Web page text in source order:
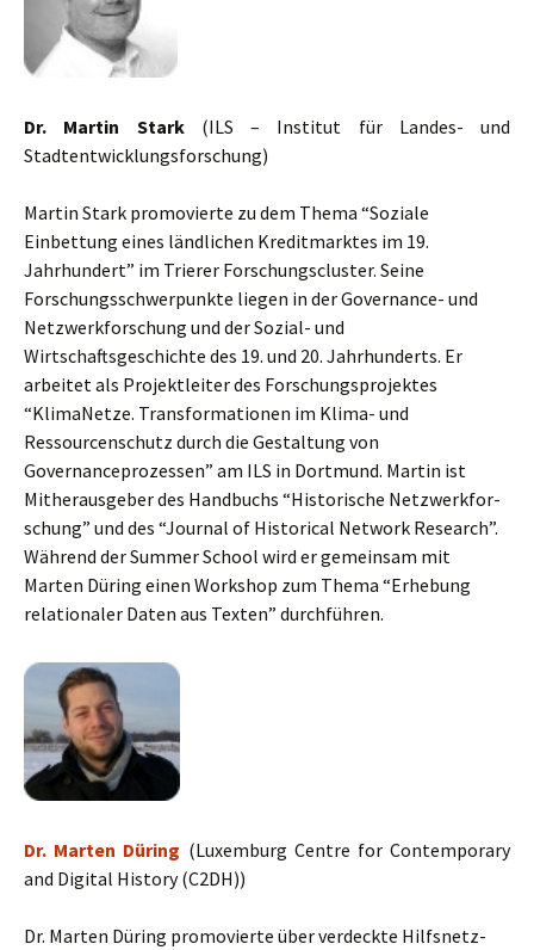
Dr. Martin Stark(ILS – Institut für Landes- und
Stadtentwicklungsforschung)
Martin Stark promovierte zu dem Thema “Soziale
Einbettung eines ländlichen Kreditmarktes im 19.
Jahrhundert” im Trierer Forschungscluster. Seine
Forschungsschwerpunkte liegen in der Governance- und
Netzwerkforschung und der Sozial- und
Wirtschaftsgeschichte des 19. und 20. Jahrhunderts. Er
arbeitet als Projektleiter des Forschungsprojektes
“KlimaNetze. Transformationen im Klima- und
Ressourcenschutz durch die Gestaltung von
Governanceprozessen” am ILS in Dortmund. Martin ist
Mitheraus­ge­ber des Hand­buchs “His­to­ri­sche Netz­werk­for­
schung” und des “Journal of Historical Network Research”.
Wäh­rend der Sum­mer School wird er ge­mein­sam mit
Marten Düring einen Work­shop zum Thema “Erhebung
relationaler Daten aus Texten” durch­füh­ren.
Dr. Marten Düring (Luxemburg Centre for Contemporary
and Digital History (C2DH))
Dr. Mar­ten Dü­ring pro­mo­vier­te über ver­deck­te Hilfs­netz­